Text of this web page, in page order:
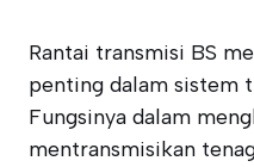
Rantai transmisi BS
penting dalam sistem
Fungsinya dalam
mentransmisikan